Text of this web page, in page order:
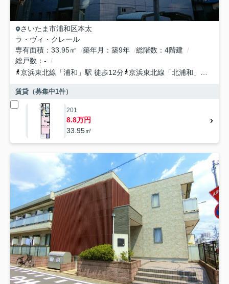
さいたま市浦和区本太
ラ・ヴィ・クレール
専有面積
33.95㎡ 築年月 築9年 総階数
4階建
総戸数
-
京浜東北線 「浦和 」駅 徒歩12分 京浜東北線 「北浦和 」駅 徒歩30分
賃貸（募集中1件）
201
8.8万円
33.95㎡